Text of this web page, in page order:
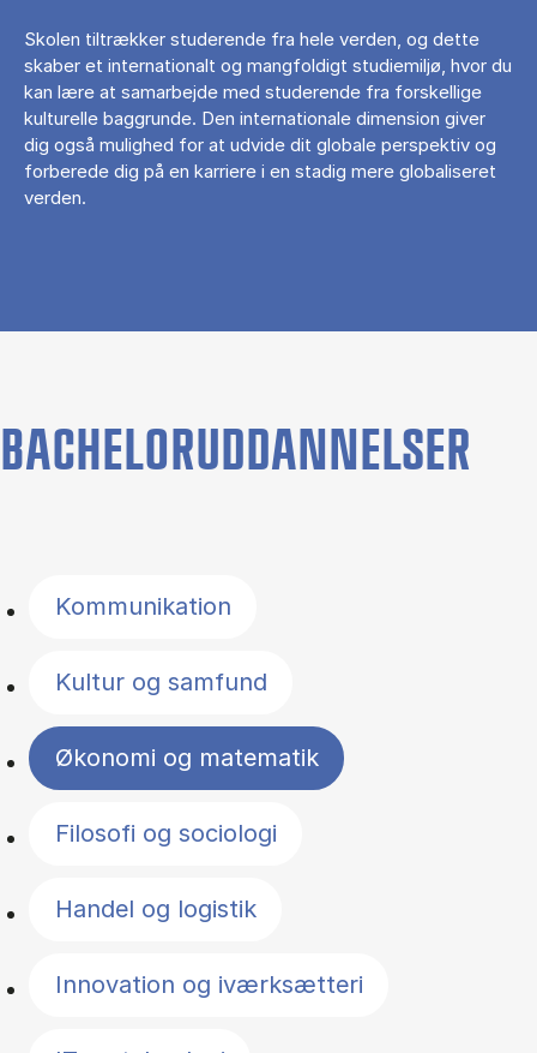
Skolen tiltrækker studerende fra hele verden, og dette
skaber et internationalt og mangfoldigt studiemiljø, hvor du
kan lære at samarbejde med studerende fra forskellige
kulturelle baggrunde. Den internationale dimension giver
dig også mulighed for at udvide dit globale perspektiv og
forberede dig på en karriere i en stadig mere globaliseret
verden.
BACHELORUDDANNELSER
Kommunikation
Kultur og samfund
Økonomi og matematik
Filosofi og sociologi
Handel og logistik
Innovation og iværksætteri